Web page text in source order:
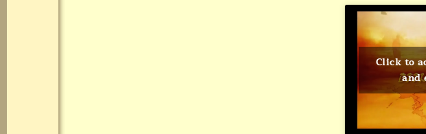
Click to
and